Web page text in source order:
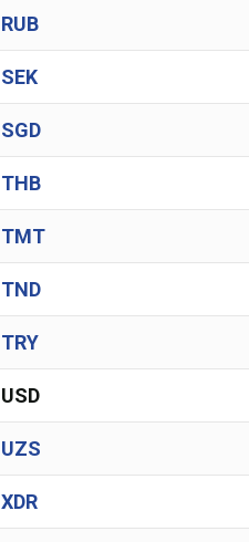
RUB
SEK
SGD
THB
TMT
TND
TRY
USD
UZS
XDR